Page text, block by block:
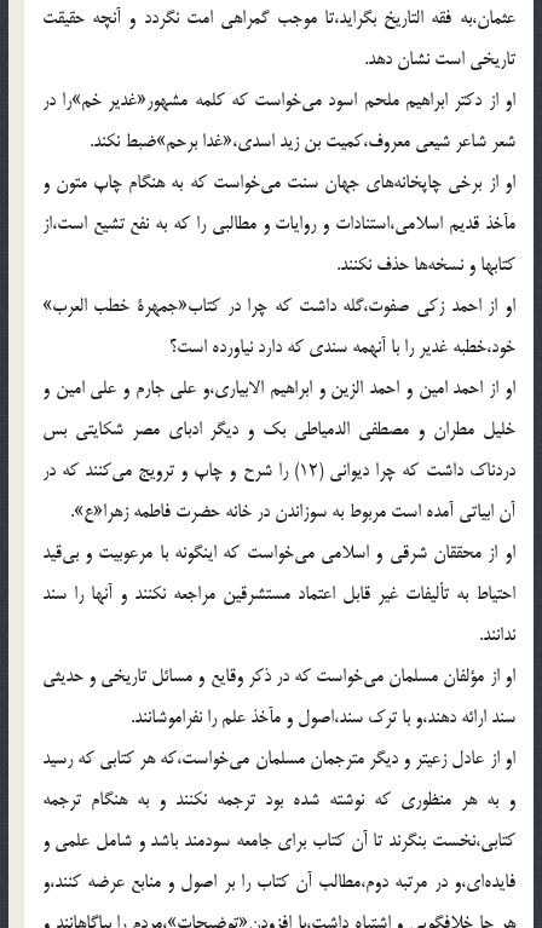
عثمان،به فقه التاريخ بگرايد،تا موجب گمراهى امت نگردد و آنچه حقيقت
تاريخى است نشان دهد.
او از دكتر ابراهيم ملحم اسود مى‌خواست كه كلمه مشهور«غدير خم»را در
شعر شاعر شيعى معروف،كميت بن زيد اسدى،«غدا برحم»ضبط نكند.
او از برخى چاپخانه‌هاى جهان سنت مى‌خواست كه به هنگام چاپ متون و
مآخذ قديم اسلامى،استنادات و روايات و مطالبى را كه به نفع تشيع است،از
كتابها و نسخه‌ها حذف نكنند.
او از احمد زكى صفوت،گله داشت كه چرا در كتاب«جمهرة خطب العرب»
خود،خطبه غدير را با آنهمه سندى كه دارد نياورده است؟
او از احمد امين و احمد الزين و ابراهيم الابيارى،و على جارم و على امين و
خليل مطران و مصطفى الدمياطى بك و ديگر ادباى مصر شكايتى بس
دردناك داشت كه چرا ديوانى (12) را شرح و چاپ و ترويج مى‌كنند كه در
آن ابياتى آمده است مربوط به سوزاندن در خانه حضرت فاطمه زهرا«ع».
او از محققان شرقى و اسلامى مى‌خواست كه اينگونه با مرعوبيت و بى‌قيد
احتياط به تأليفات غير قابل اعتماد مستشرقين مراجعه نكنند و آنها را سند
ندانند.
او از مؤلفان مسلمان مى‌خواست كه در ذكر وقايع و مسائل تاريخى و حديثى
سند ارائه دهند،و با ترك سند،اصول و مآخذ علم را نفراموشانند.
او از عادل زعيتر و ديگر مترجمان مسلمان مى‌خواست،كه هر كتابى كه رسيد
و به هر منظورى كه نوشته شده بود ترجمه نكنند و به هنگام ترجمه
كتابى،نخست بنگرند تا آن كتاب براى جامعه سودمند باشد و شامل علمى و
فايده‌اى،و در مرتبه دوم،مطالب آن كتاب را بر اصول و منابع عرضه كنند،و